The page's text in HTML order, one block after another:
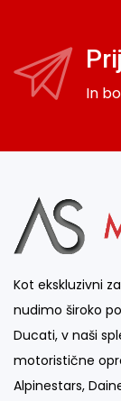
In
Kot ekskluzivni
nudimo široko
Ducati, v naši
motoristične
Alpinestars,